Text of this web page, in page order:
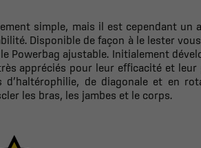
simple, mais il est cependant
Disponible de façon à le lester
Powerbag ajustable. Initialement
appréciés pour leur efficacité et
d’haltérophilie, de diagonale et en
les bras, les jambes et le corps.